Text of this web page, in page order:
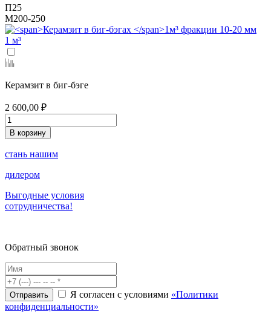
П25
М200-250
1 м³
Керамзит в биг-бэге
2 600,00 ₽
В корзину
стань нашим
дилером
Выгодные условия
сотрудничества!
Обратный звонок
Я согласен с условиями «Политики
конфиденциальности»